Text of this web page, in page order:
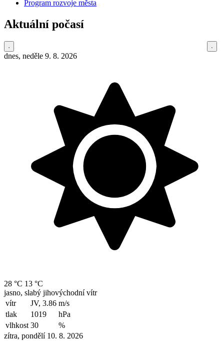
Program rozvoje města
Aktuální počasí
dnes, neděle 9. 8. 2026
28 °C 13 °C
jasno, slabý jihovýchodní vítr
vítr
JV, 3.86 m/s
tlak
1019
hPa
vlhkost 30
%
zítra, pondělí 10. 8. 2026